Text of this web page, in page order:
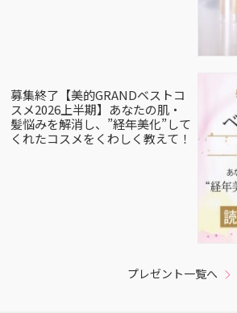
募集終了【美的GRANDベストコ
スメ2026上半期】あなたの肌・
髪悩みを解消し、”経年美化”して
くれたコスメをくわしく教えて！
プレゼント一覧へ